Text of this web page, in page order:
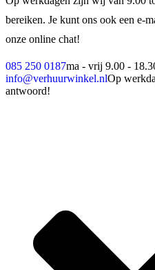
bereiken. Je kunt ons ook een e-
onze online chat!
085 250 0187ma - vrij 9.00 -
info@verhuurwinkel.nlOp
antwoord!